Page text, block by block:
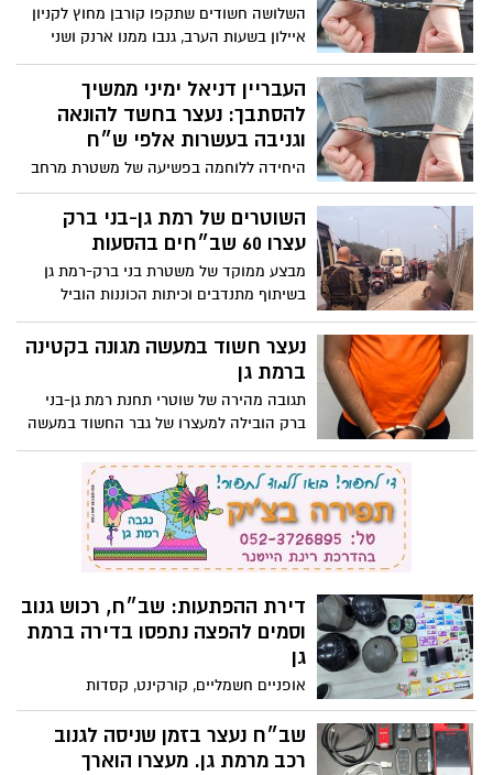
השלושה חשודים שתקפו קורבן מחוץ לקניון
איילון בשעות הערב, גנבו ממנו ארנק ושני
פלאפונים
העבריין דניאל ימיני ממשיך
להסתבך: נעצר בחשד להונאה
וגניבה בעשרות אלפי ש״ח
היחידה ללוחמה בפשיעה של משטרת מרחב
דן עצרה גבר מוכר למשטרה מרמת גן בחשד
לקבלת דבר במירמה, גניבה וזיוף מחמישה
קורבנות באלפי ש"ח; החקירה הסתיימה
השוטרים של רמת גן-בני ברק
עצרו 60 שב״חים בהסעות
מבצע ממוקד של משטרת בני ברק-רמת גן
בשיתוף מתנדבים וכיתות הכוננות הוביל
למעצרם של 60 שוהים בלתי חוקיים שהיו
בהסעות במיניבוסים בכביש 4; שלושת הנהגים
נעצרו
נעצר חשוד במעשה מגונה בקטינה
ברמת גן
תגובה מהירה של שוטרי תחנת רמת גן-בני
ברק הובילה למעצרו של גבר החשוד במעשה
מגונה בקטינה ברמת גן; בימ"ש האריך מעצרו
דירת ההפתעות: שב״ח, רכוש גנוב
וסמים להפצה נתפסו בדירה ברמת
גן
אופניים חשמליים, קורקינט, קסדות
ופלאפונים. בלשי משטרת רמת גן-בני ברק
ובלשי היחידה ללוחמה בפשיעה של משטרת
מרחב דן עצרו שישה חשודים בדירה במתחם
שב״ח נעצר בזמן שניסה לגנוב
רכב מרמת גן. מעצרו הוארך